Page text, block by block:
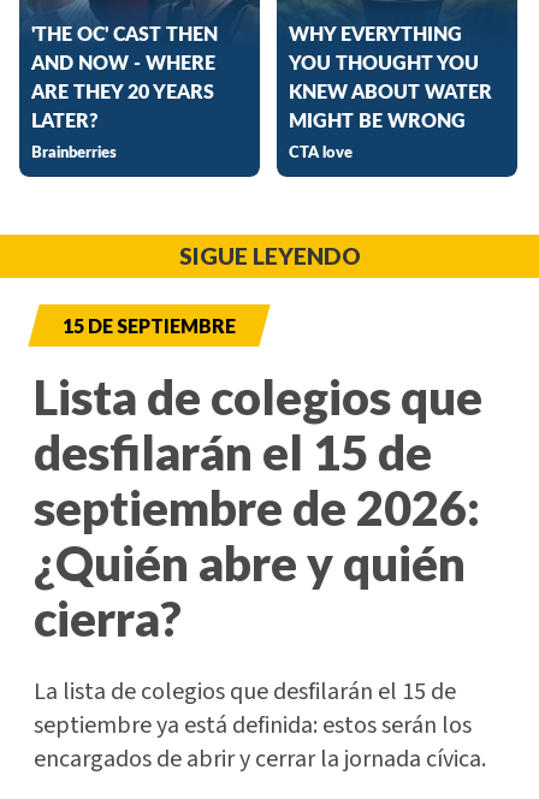
SIGUE LEYENDO
15 DE SEPTIEMBRE
Lista de colegios que
desfilarán el 15 de
septiembre de 2026:
¿Quién abre y quién
cierra?
La lista de colegios que desfilarán el 15 de
septiembre ya está definida: estos serán los
encargados de abrir y cerrar la jornada cívica.